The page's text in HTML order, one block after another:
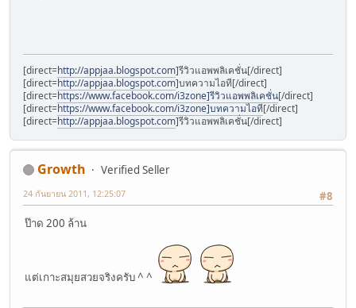
[direct=http://appjaa.blogspot.com]รีวิวแอพพลิเคชั่น[/direct]
[direct=http://appjaa.blogspot.com]บทความไอที[/direct]
[direct=https://www.facebook.com/i3zone]รีวิวแอพพลิเคชั่น[/direct]
[direct=https://www.facebook.com/i3zone]บทความไอที[/direct]
[direct=http://appjaa.blogspot.com]รีวิวแอพพลิเคชั่น[/direct]
Growth
Verified Seller
#8
24 กันยายน 2011, 12:25:07
ป๊าด 200 ล้าน
แต่เกาะสมุยสวยจริงครับ ^ ^